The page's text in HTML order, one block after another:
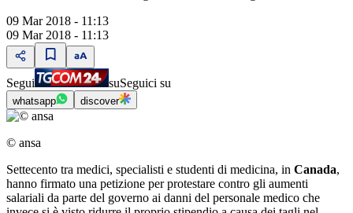
09 Mar 2018 - 11:13
09 Mar 2018 - 11:13
Segui suSeguici su
whatsapp discover
© ansa
Settecento tra medici, specialisti e studenti di medicina, in Canada,
hanno firmato una petizione per protestare contro gli aumenti
salariali da parte del governo ai danni del personale medico che